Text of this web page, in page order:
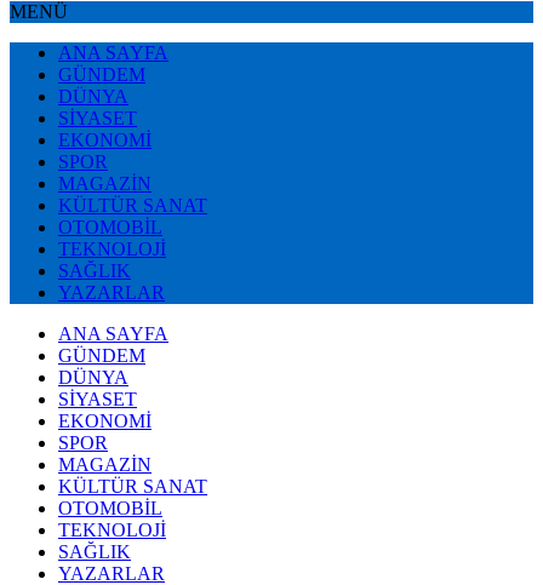
MENÜ
ANA SAYFA
GÜNDEM
DÜNYA
SİYASET
EKONOMİ
SPOR
MAGAZİN
KÜLTÜR SANAT
OTOMOBİL
TEKNOLOJİ
SAĞLIK
YAZARLAR
ANA SAYFA
GÜNDEM
DÜNYA
SİYASET
EKONOMİ
SPOR
MAGAZİN
KÜLTÜR SANAT
OTOMOBİL
TEKNOLOJİ
SAĞLIK
YAZARLAR